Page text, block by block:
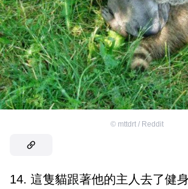
© mttdrt / Reddit
14. 這隻貓跟著他的主人去了健